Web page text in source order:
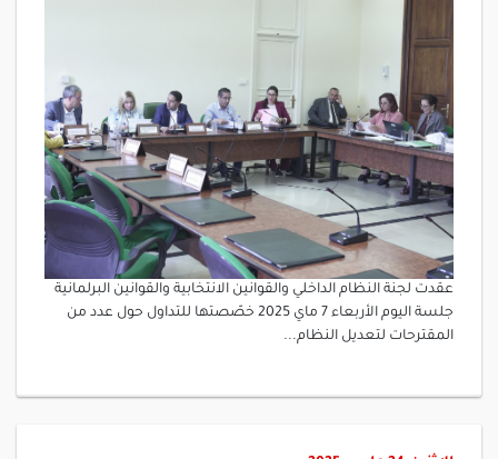
عقدت لجنة النظام الداخلي والقوانين الانتخابية والقوانين البرلمانية
جلسة اليوم الأربعاء 7 ماي 2025 خصّصتها للتداول حول عدد من
المقترحات لتعديل النظام...